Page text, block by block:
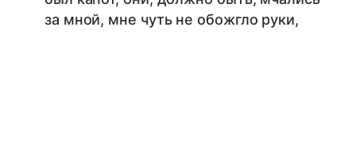
за мной, мне чуть не обожгло руки,